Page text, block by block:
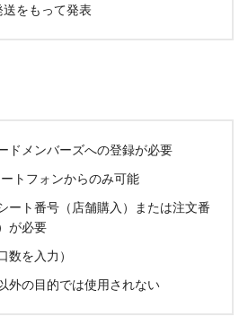
送をもって発表
ドメンバーズへの登録が必要
トフォンからのみ可能
ート番号（店舗購入）または注文番
が必要
数を入力）
外の目的では使用されない